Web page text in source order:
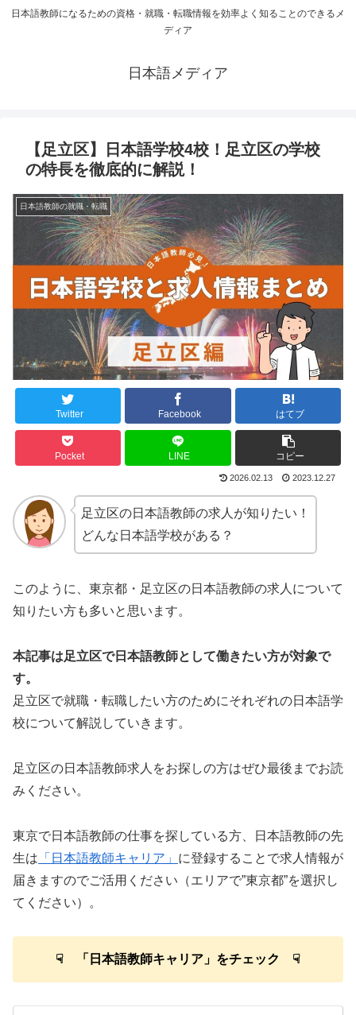
日本語教師になるための資格・就職・転職情報を効率よく知ることのできるメ
ディア
日本語メディア
【足立区】日本語学校4校！足立区の学校
の特長を徹底的に解説！
日本語教師の就職・転職
Twitter Facebook はてブ
Pocket LINE コピー
2026.02.13 2023.12.27
足立区の日本語教師の求人が知りたい！
どんな日本語学校がある？
このように、東京都・足立区の日本語教師の求人について
知りたい方も多いと思います。
本記事は足立区で日本語教師として働きたい方が対象で
す。
足立区で就職・転職したい方のためにそれぞれの日本語学
校について解説していきます。
足立区の日本語教師求人をお探しの方はぜひ最後までお読
みください。
東京で日本語教師の仕事を探している方、日本語教師の先
生は 「日本語教師キャリア」 に登録することで求人情報が
届きますのでご活用ください（エリアで”東京都”を選択し
てください）。
☟ 「日本語教師キャリア」をチェック ☟